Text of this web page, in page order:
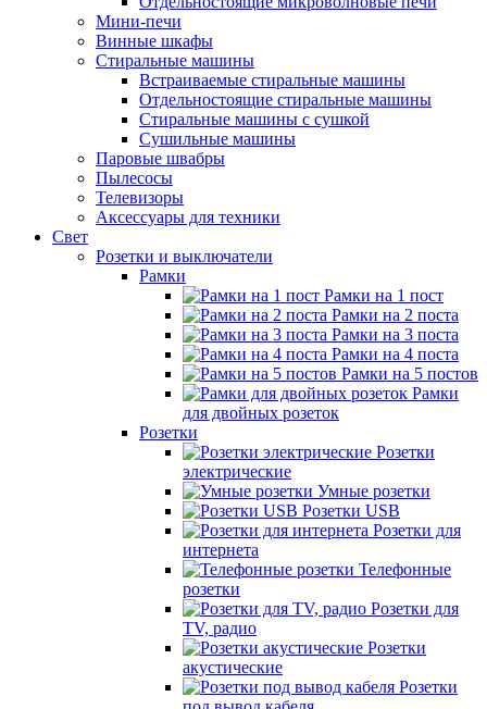
Мини-печи
Винные шкафы
Стиральные машины
Встраиваемые стиральные машины
Отдельностоящие стиральные машины
Стиральные машины с сушкой
Сушильные машины
Паровые швабры
Пылесосы
Телевизоры
Аксессуары для техники
Свет
Розетки и выключатели
Рамки
Рамки на 1 пост
Рамки на 2 поста
Рамки на 3 поста
Рамки на 4 поста
Рамки на 5 постов
Рамки
для двойных розеток
Розетки
Розетки
электрические
Умные розетки
Розетки USB
Розетки для
интернета
Телефонные
розетки
Розетки для
TV, радио
Розетки
акустические
Розетки